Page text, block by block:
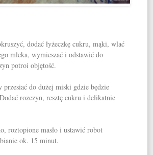
dodać łyżeczkę cukru, mąki, wlać
mleka, wymieszać i odstawić do
potroi objętość.
przesiać do dużej miski gdzie będzie
rozczyn, resztę cukru i delikatnie
roztopione masło i ustawić robot
ok. 15 minut.